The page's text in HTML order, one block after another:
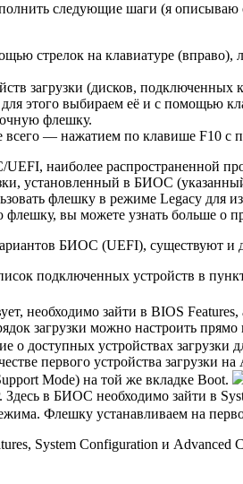
следующие шаги (я
стрелок на клавиатуре
загрузки (дисков,
этого выбираем её и с помощью
флешку.
— нажатием по клавише F10 с
наиболее распространенной
установленный в БИОС
флешку в режиме Legacy для
вы можете узнать больше о
БИОС (UEFI), существуют и
подключенных устройств в
необходимо зайти в BIOS
загрузки можно настроить
о доступных устройствах загрузки
первого устройства загрузки
Mode) на той же вкладке Boot.
в БИОС необходимо зайти в
Флешку устанавливаем на
System Configuration и Advanced